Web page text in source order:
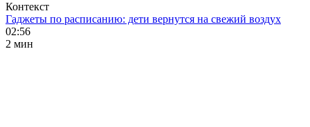
Контекст
Гаджеты по расписанию: дети вернутся на свежий воздух
02:56
2 мин